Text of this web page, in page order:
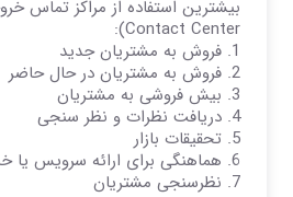
Contact Center):
1. فروش به مشتریان جدید
2. فروش به مشتریان در حال حاضر
3. بیش فروشی به مشتریان
4. دریافت نظرات و نظر سنجی
5. تحقیقات بازار
6. هماهنگی برای ارائه سرویس یا
7. نظرسنجی مشتریان